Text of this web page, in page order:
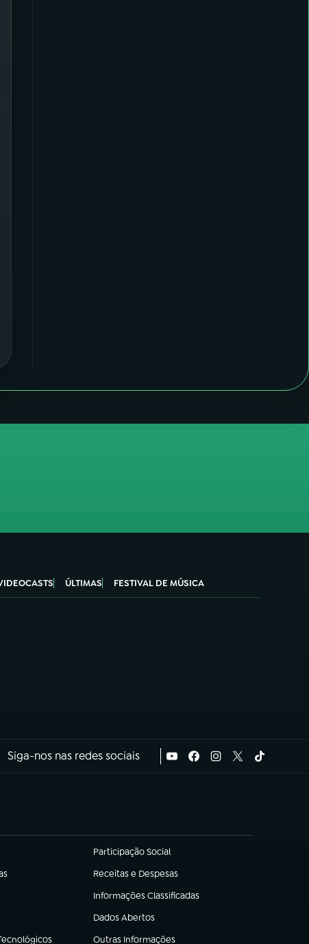
ÚLTIMAS FESTIVAL DE MÚSICA
Siga-nos nas redes sociais
Participação Social
(abre em nova aba)
Receitas e Despesas
(abre em nova aba)
Informações Classificadas
(abre em nova aba)
Dados Abertos
(abre em nova aba)
Outras Informações